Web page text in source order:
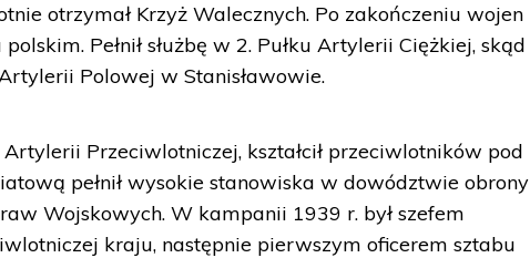
otrzymał Krzyż Walecznych. Po zakończeniu wojen
Pełnił służbę w 2. Pułku Artylerii Ciężkiej, skąd
Polowej w Stanisławowie.
Artylerii Przeciwlotniczej, kształcił przeciwlotników pod
pełnił wysokie stanowiska w dowództwie obrony
Wojskowych. W kampanii 1939 r. był szefem
kraju, następnie pierwszym oficerem sztabu